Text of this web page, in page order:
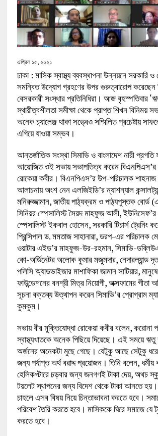
এপ্রিল ১৫, ২০২১
ঢাকা : মাসিক স্বাস্থ্য ব্যবস্থাপনা উন্নয়নে সরকারি ও
সমন্বিত উদ্যোগ গ্রহণের উপর গুরুত্বারোপ করেছেন
বেসরকারী সংস্থার প্রতিনিধিরা। আজ বৃহস্পতিবার
স্থায়ীত্বশীলতা সমীক্ষা থেকে প্রাপ্ত শিখন বিনিময়
অনেক চ্যালেঞ্জ থাকা সত্ত্বেও সম্মিলিত প্রচেষ্টায়
এগিয়ে যাওয়া সম্ভব।
আন্তর্জাতিক সংস্থা সিমাভি ও বাংলাদেশ নারী
আয়োজিত ওই সভায় সভাপতিত্ব করেন বিএনপিএস’র
রোকেয়া কবীর। বিএনপিএস’র উপ-পরিচালক শাহনাজ
আলাচনায় অংশ নেন এলজিইডি’র ন্যাশন্যাল
মনিরুজ্জামান, জাতীয় পাঠ্যক্রম ও পাঠ্যপুস্তক বোর্ড
সিনিয়র স্পেসালিস্ট সৈয়দ মাহফুজ আলী,
স্পেসালিস্ট ইকবাল হোসেন, সরকারি টিচার্স ট্রেনিং
প্রিন্সিপাল ড. মমতাজ সাহানারা, ডরপ-এর পরিচালক
ওয়াটার এইড’র মাহফুজ-উর-রহমান, সিমাভি-
কো-অর্ডিনেটর অলোক কুমার মজুমদার, নেদারল্যান্ড
পলিসি অ্যাডভাইজার মাশাফিকা জামান সাটিয়ার,
ফাউন্ডেশনের বনশ্রী মিত্র নিয়োগী, অক্সফামের গীতা
সূচনা বক্তব্য উত্থাপন করেন সিমাভি’র প্রোগ্রাম
কুমকুম।
সভায় বীর মুক্তিযোদ্ধা রোকেয়া কবীর বলেন, করোনা
স্বাস্থ্যখাতকে অনেক পিছিয়ে দিয়েছে। এই সময়ে ঋতু
অর্জনের অনেকটা মুছে গেছে। যেটুকু আছে সেটুকু
জন্য পর্যাপ্ত অর্থ বরাদ্দ প্রয়োজন। তিনি বলেন, ধর্মীয়
হেলিকপ্টারে চড়বার জন্য জনগণই টাকা দেয়, অথচ
টয়লেট স্থাপনের জন্য বিদেশ থেকে টাকা আনতে
চাহলে এসব বিষয় নিয়ে চিন্তাভাবনা করতে হবে।
পরিবেশ তৈরি করতে হবে। মাসিককে ঘিরে সমাজে যে
করতে হবে।